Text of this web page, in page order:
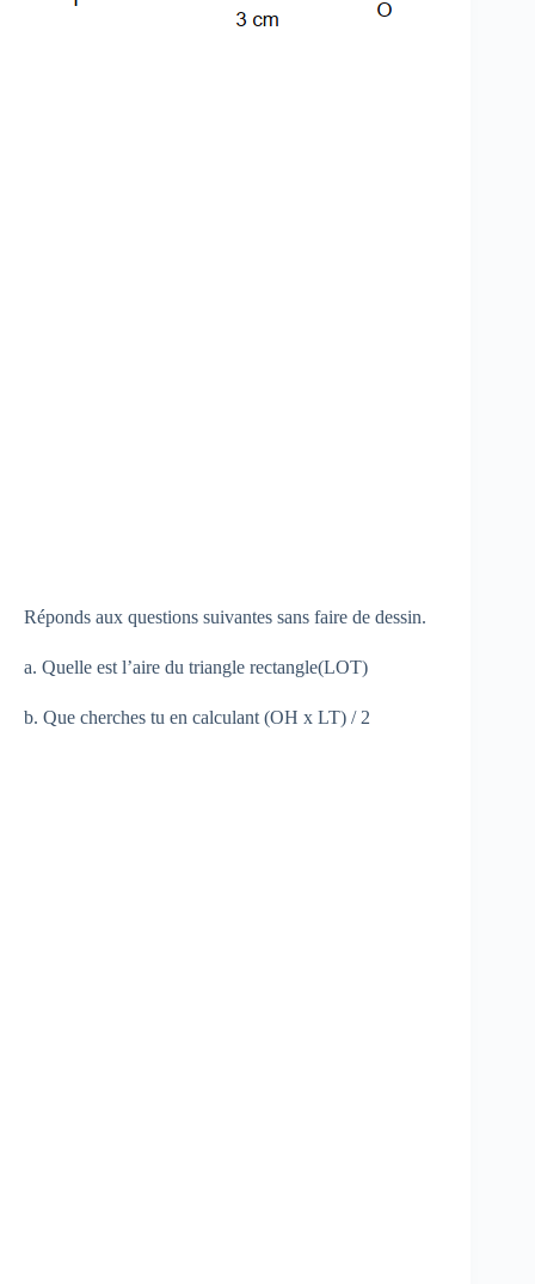
Réponds aux questions suivantes sans faire de dessin.
a. Quelle est l’aire du triangle rectangle(LOT)
b. Que cherches tu en calculant (OH x LT) / 2